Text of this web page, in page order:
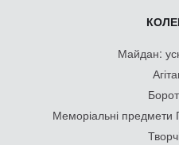
Майдан:
Меморіальні предмети